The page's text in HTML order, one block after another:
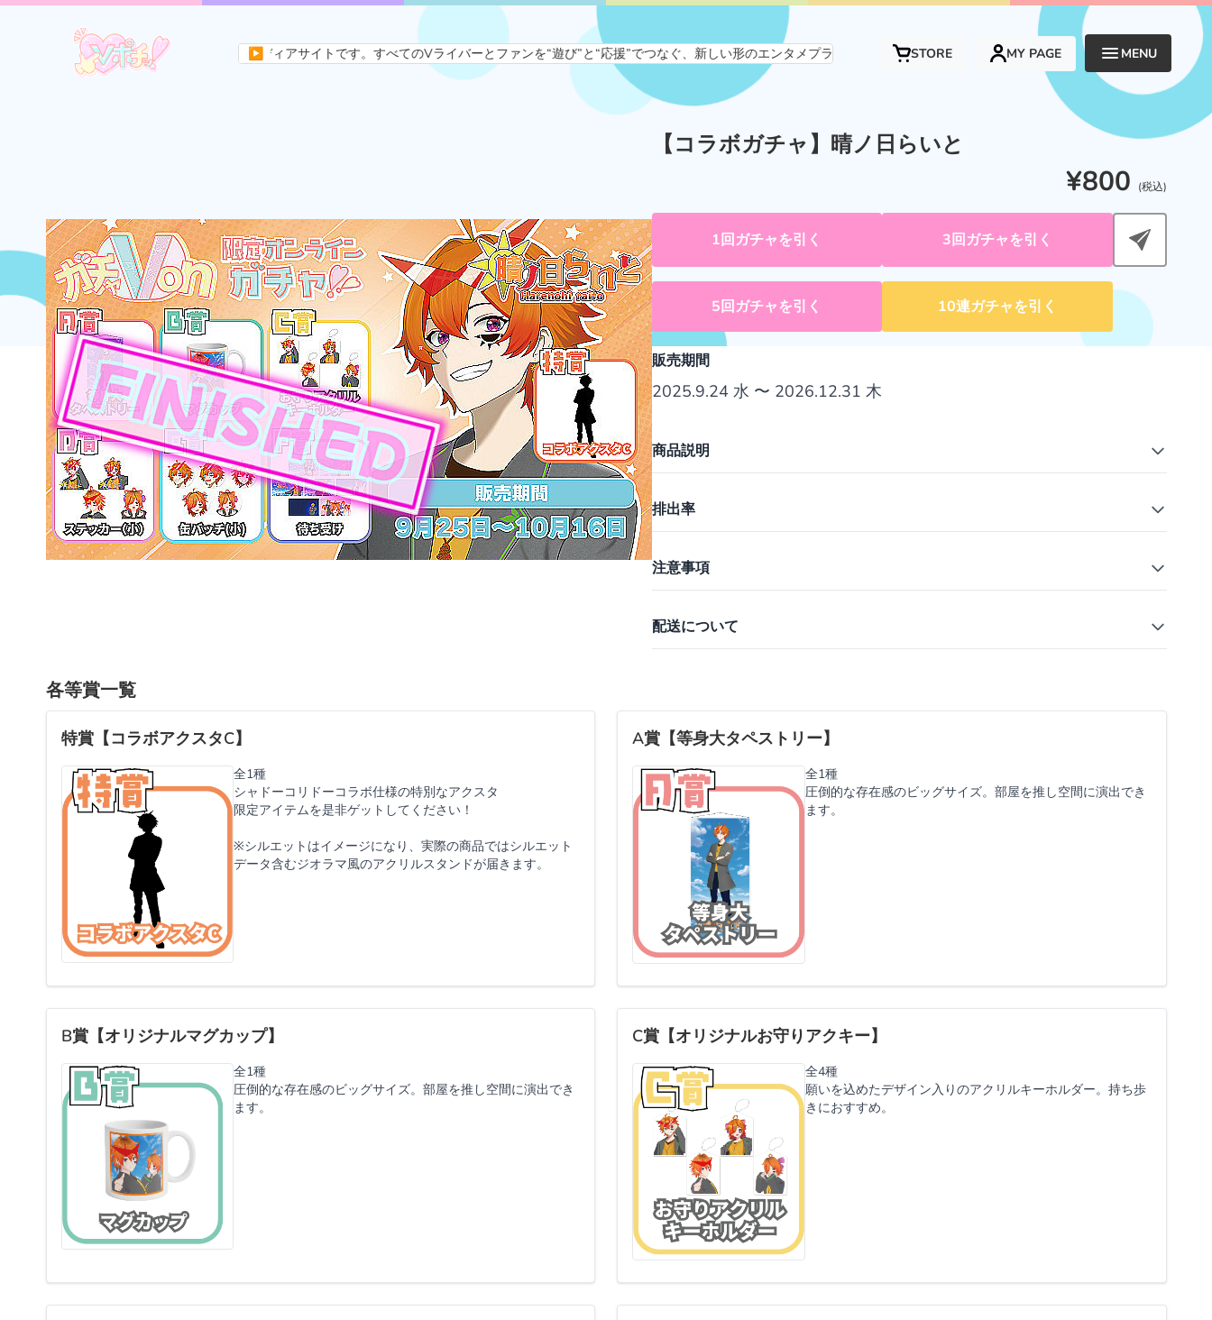
▶
Vtuberの未来を作るためのメディアサイトです。すべてのVライバーとファンを“遊び”と“応援”でつなぐ、新しい形のエンタメプラットフォームです。 STORE MY PAGE MENU
【コラボガチャ】晴ノ日らいと
¥800 (税込)
1回ガチャを引く 3回ガチャを引く
5回ガチャを引く 10連ガチャを引く
販売期間
2025.9.24 水 〜 2026.12.31 木
商品説明
排出率
注意事項
配送について
各等賞一覧
特賞【コラボアクスタC】
全1種
シャドーコリドーコラボ仕様の特別なアクスタ
限定アイテムを是非ゲットしてください！
※シルエットはイメージになり、実際の商品ではシルエット
データ含むジオラマ風のアクリルスタンドが届きます。
A賞【等身大タペストリー】
全1種
圧倒的な存在感のビッグサイズ。部屋を推し空間に演出でき
ます。
B賞【オリジナルマグカップ】
全1種
圧倒的な存在感のビッグサイズ。部屋を推し空間に演出でき
ます。
C賞【オリジナルお守りアクキー】
全4種
願いを込めたデザイン入りのアクリルキーホルダー。持ち歩
きにおすすめ。